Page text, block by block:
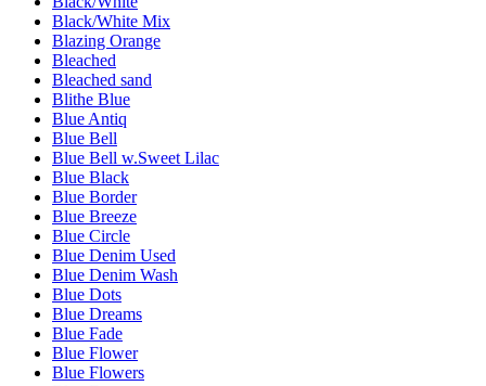
Black/White Mix
Blazing Orange
Bleached
Bleached sand
Blithe Blue
Blue Antiq
Blue Bell
Blue Bell w.Sweet Lilac
Blue Black
Blue Border
Blue Breeze
Blue Circle
Blue Denim Used
Blue Denim Wash
Blue Dots
Blue Dreams
Blue Fade
Blue Flower
Blue Flowers